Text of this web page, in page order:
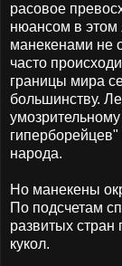
расовое
нюансом в этом
манекенами не
часто
границы мира
большинству.
народа.
Но манекены
По подсчетам
развитых стран
кукол.